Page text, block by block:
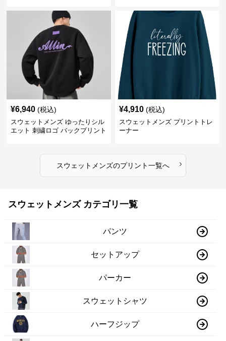
¥6,940 (税込)
スウェットメンズ ゆったりシル
エット 刺繍ロゴ バックプリント
¥4,910 (税込)
スウェットメンズ プリントトレ
ーナー
スウェットメンズのプリント一覧へ ›
スウェットメンズ カテゴリ一覧
パンツ
セットアップ
パーカー
スウェットシャツ
ハーフジップ